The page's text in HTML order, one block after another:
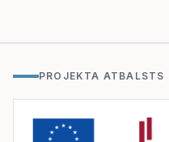
PROJEKTA ATBALSTS